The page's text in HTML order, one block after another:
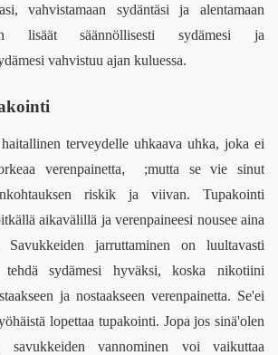
vahvistamaan sydäntäsi ja alentamaan
lisäät säännöllisesti sydämesi ja
vahvistuu ajan kuluessa.
haitallinen terveydelle uhkaava uhka, joka ei
verenpainetta, ;
riskik ja viivan. Tupakointi
aikavälillä ja verenpaineesi nousee aina
ja nostaakseen verenpainetta. Se'ei
lopettaa tupakointi. Jopa jos sinä'olen
savukkeiden vannominen voi vaikuttaa